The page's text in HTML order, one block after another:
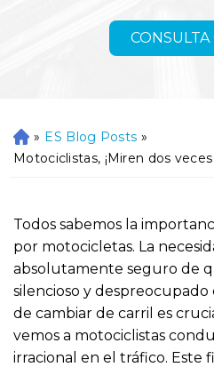
CONSULTA
Ini
ci
» ES Blog Posts »
Motociclistas, ¡Miren dos
Todos sabemos la
por motocicletas. La
absolutamente seguro de
silencioso y
de cambiar de carril es
vemos a motociclistas
irracional en el tráfico. Este